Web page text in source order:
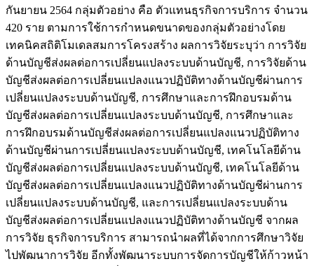
กันยายน 2564 กลุ่มตัวอย่าง คือ ตัวแทนธุรกิจการบริการ จำนวน
420 ราย ตามการใช้การกำหนดขนาดของกลุ่มตัวอย่างโดย
เทคนิคสถิติโมเดลสมการโครงสร้าง ผลการวิจัยระบุว่า การวิจัย
ด้านบัญชีส่งผลต่อการเปลี่ยนแปลงระบบด้านบัญชี, การวิจัยด้าน
บัญชีส่งผลต่อการเปลี่ยนแปลงแนวปฏิบัติทางด้านบัญชีผ่านการ
เปลี่ยนแปลงระบบด้านบัญชี, การศึกษาและการฝึกอบรมด้าน
บัญชีส่งผลต่อการเปลี่ยนแปลงระบบด้านบัญชี, การศึกษาและ
การฝึกอบรมด้านบัญชีส่งผลต่อการเปลี่ยนแปลงแนวปฏิบัติทาง
ด้านบัญชีผ่านการเปลี่ยนแปลงระบบด้านบัญชี, เทคโนโลยีด้าน
บัญชีส่งผลต่อการเปลี่ยนแปลงระบบด้านบัญชี, เทคโนโลยีด้าน
บัญชีส่งผลต่อการเปลี่ยนแปลงแนวปฏิบัติทางด้านบัญชีผ่านการ
เปลี่ยนแปลงระบบด้านบัญชี, และการเปลี่ยนแปลงระบบด้าน
บัญชีส่งผลต่อการเปลี่ยนแปลงแนวปฏิบัติทางด้านบัญชี จากผล
การวิจัย ธุรกิจการบริการ สามารถนำผลที่ได้จากการศึกษาวิจัย
ไปพัฒนาการวิจัย อีกทั้งพัฒนาระบบการจัดการบัญชีให้ก้าวหน้า